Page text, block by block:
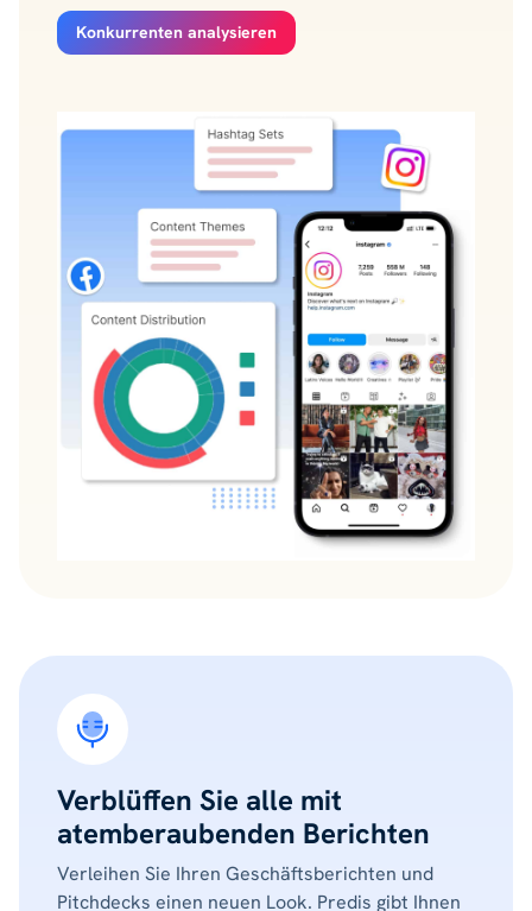
Konkurrenten analysieren
Verblüffen Sie alle mit
atemberaubenden Berichten
Verleihen Sie Ihren Geschäftsberichten und
Pitchdecks einen neuen Look. Predis gibt Ihnen